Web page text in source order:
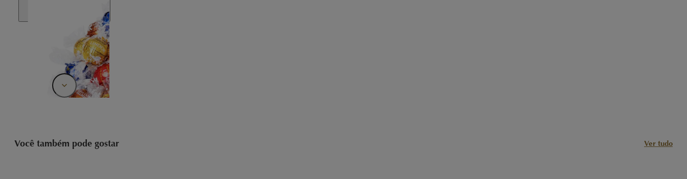
Você também pode gostar Ver tudo